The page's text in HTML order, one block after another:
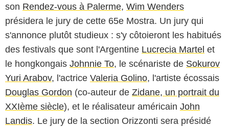
son Rendez-vous à Palerme, Wim Wenders
présidera le jury de cette 65e Mostra. Un jury qui
s'annonce plutôt studieux : s'y côtoieront les habitués
des festivals que sont l'Argentine Lucrecia Martel et
le hongkongais Johnnie To, le scénariste de Sokurov
Yuri Arabov, l'actrice Valeria Golino, l'artiste écossais
Douglas Gordon (co-auteur de Zidane, un portrait du
XXIème siècle), et le réalisateur américain John
Landis. Le jury de la section Orizzonti sera présidé